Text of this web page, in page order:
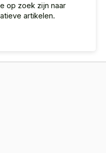
op zoek zijn naar
artikelen.